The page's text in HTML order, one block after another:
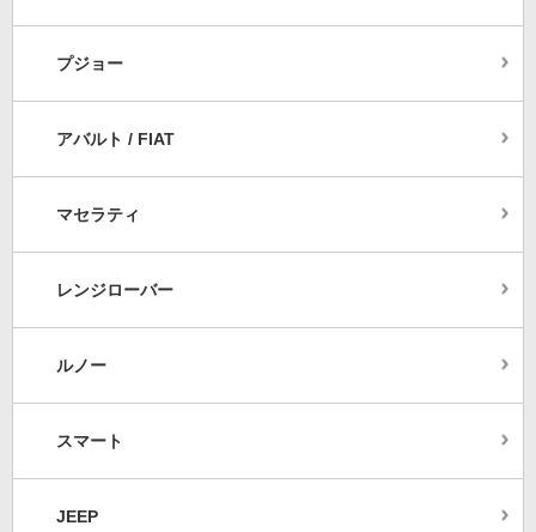
プジョー
アバルト / FIAT
マセラティ
レンジローバー
ルノー
スマート
JEEP